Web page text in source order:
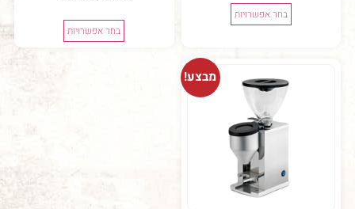
בחר אפשרויות
בחר אפשרויות
מבצע!